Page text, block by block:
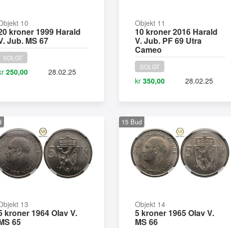
10
kroner 1999 Harald
Jub. MS 67
SOLGT
250,00 28.02.25
Objekt 11
10 kroner 2016 Harald
V. Jub. PF 69 Utra
Cameo
SOLGT
kr 350,00 28.02.25
13
kroner 1964 Olav V.
65
15 Bud
Objekt 14
5 kroner 1965 Olav V.
MS 66